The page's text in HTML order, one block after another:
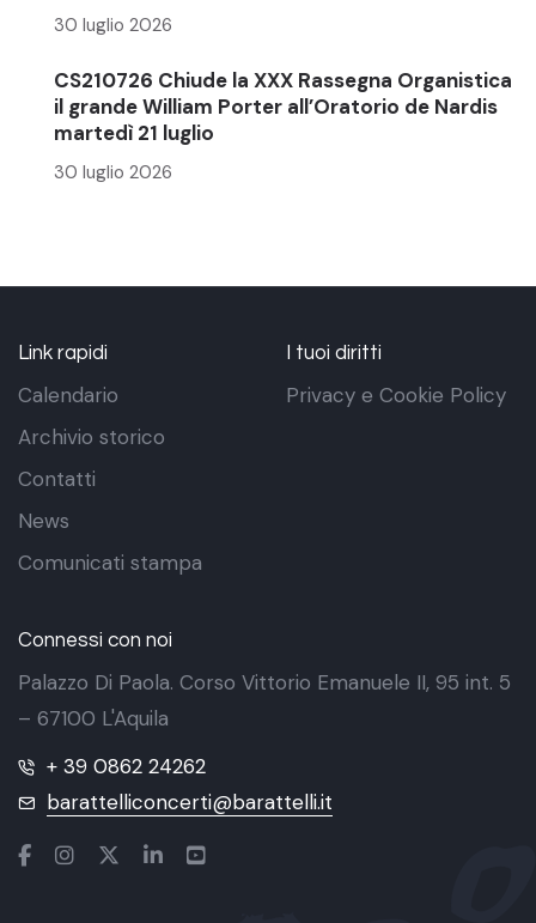
30 luglio 2026
CS210726 Chiude la XXX Rassegna Organistica
il grande William Porter all’Oratorio de Nardis
martedì 21 luglio
30 luglio 2026
Link rapidi
Calendario
Archivio storico
Contatti
News
Comunicati stampa
I tuoi diritti
Privacy e Cookie Policy
Connessi con noi
Palazzo Di Paola. Corso Vittorio Emanuele II, 95 int. 5
– 67100 L'Aquila
+ 39 0862 24262
barattelliconcerti@barattelli.it